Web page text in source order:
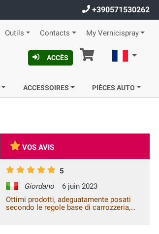
+390571530262
Outils Contacts My Vernicispray
ACCÈS Panier
ACCESSOIRES PIÈCES AUTO
VOS AVIS
5
Giordano
6 juin 2023
Ottimi prodotti, adeguatamente posati
secondo le regole base di carrozzeria,